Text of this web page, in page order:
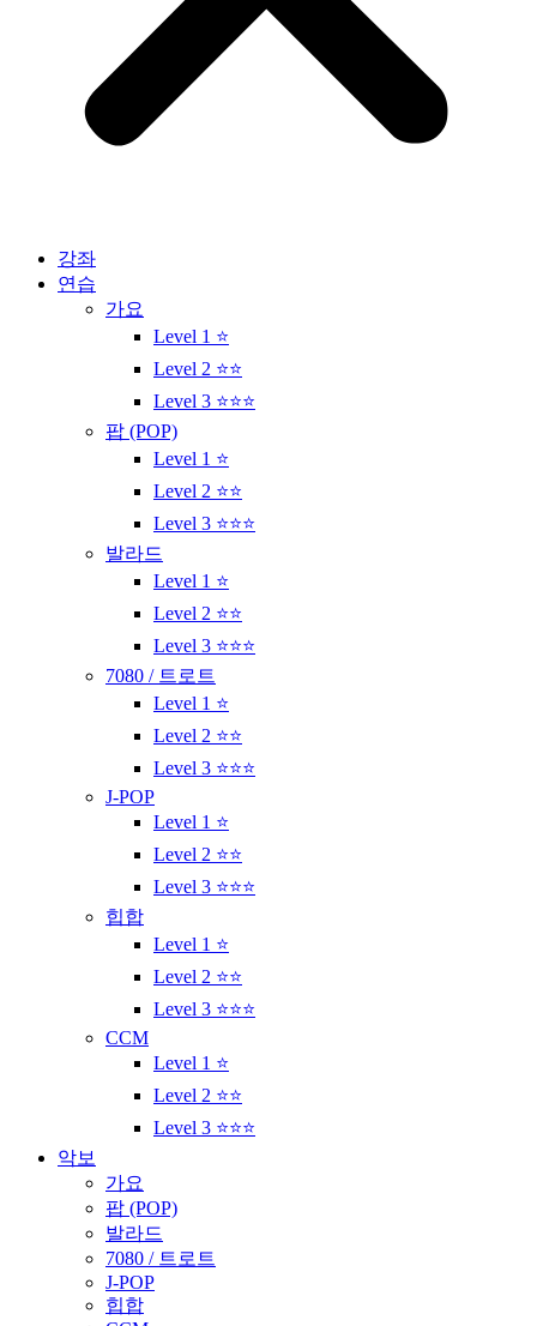
강좌
연습
가요
Level 1 ⭐
Level 2 ⭐⭐
Level 3 ⭐⭐⭐
팝 (POP)
Level 1 ⭐
Level 2 ⭐⭐
Level 3 ⭐⭐⭐
발라드
Level 1 ⭐
Level 2 ⭐⭐
Level 3 ⭐⭐⭐
7080 / 트로트
Level 1 ⭐
Level 2 ⭐⭐
Level 3 ⭐⭐⭐
J-POP
Level 1 ⭐
Level 2 ⭐⭐
Level 3 ⭐⭐⭐
힙합
Level 1 ⭐
Level 2 ⭐⭐
Level 3 ⭐⭐⭐
CCM
Level 1 ⭐
Level 2 ⭐⭐
Level 3 ⭐⭐⭐
악보
가요
팝 (POP)
발라드
7080 / 트로트
J-POP
힙합